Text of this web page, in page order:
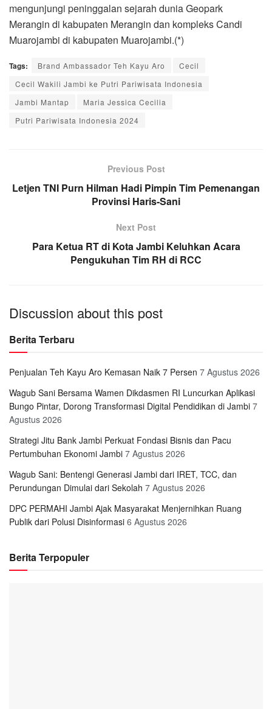
mengunjungi peninggalan sejarah dunia Geopark
Merangin di kabupaten Merangin dan kompleks Candi
Muarojambi di kabupaten Muarojambi.(*)
Tags: Brand Ambassador Teh Kayu Aro
Cecil
Cecil Wakili Jambi ke Putri Pariwisata Indonesia
Jambi Mantap
Maria Jessica Cecilia
Putri Pariwisata Indonesia 2024
Previous Post
Letjen TNI Purn Hilman Hadi Pimpin Tim Pemenangan
Provinsi Haris-Sani
Next Post
Para Ketua RT di Kota Jambi Keluhkan Acara
Pengukuhan Tim RH di RCC
Discussion about this post
Berita Terbaru
Penjualan Teh Kayu Aro Kemasan Naik 7 Persen 7 Agustus 2026
Wagub Sani Bersama Wamen Dikdasmen RI Luncurkan Aplikasi
Bungo Pintar, Dorong Transformasi Digital Pendidikan di Jambi 7
Agustus 2026
Strategi Jitu Bank Jambi Perkuat Fondasi Bisnis dan Pacu
Pertumbuhan Ekonomi Jambi 7 Agustus 2026
Wagub Sani: Bentengi Generasi Jambi dari IRET, TCC, dan
Perundungan Dimulai dari Sekolah 7 Agustus 2026
DPC PERMAHI Jambi Ajak Masyarakat Menjernihkan Ruang
Publik dari Polusi Disinformasi 6 Agustus 2026
Berita Terpopuler